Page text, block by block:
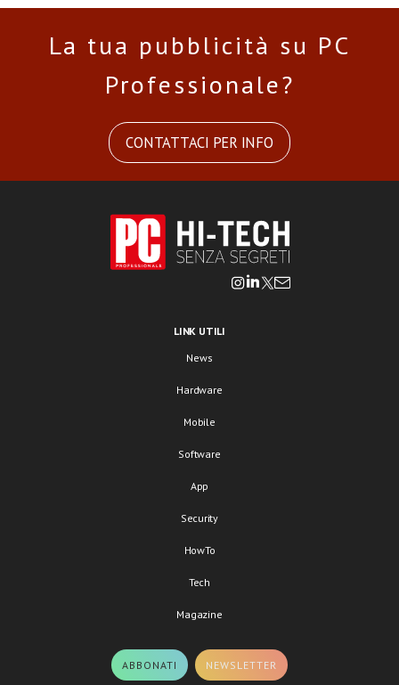
La tua pubblicità su PC
Professionale?
CONTATTACI PER INFO
LINK UTILI
News
Hardware
Mobile
Software
App
Security
HowTo
Tech
Magazine
ABBONATI NEWSLETTER